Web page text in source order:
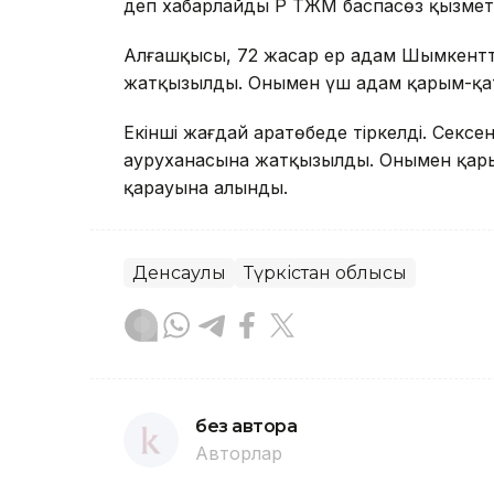
деп хабарлайды ҚР ТЖМ баспасөз
Алғашқысы, 72 жасар ер адам
жатқызылды. Онымен үш адам қарым-
Екінші жағдай Қаратөбеде тіркелді.
ауруханасына жатқызылды. Онымен
қарауына алынды.
Денсаулық Түркістан облысы
без автора
Авторлар